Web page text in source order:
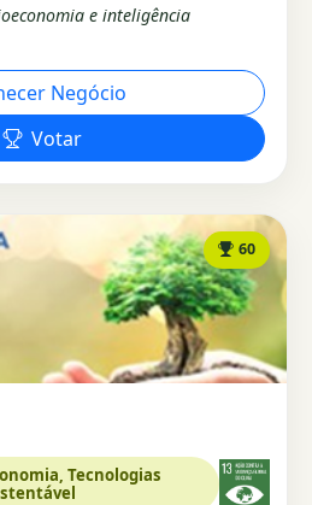
e inteligência
Negócio
Votar
60
Tecnologias